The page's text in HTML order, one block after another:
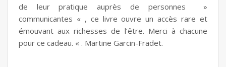
de leur pratique auprès de personnes »
communicantes « , ce livre ouvre un accès rare et
émouvant aux richesses de l’être. Merci à chacune
pour ce cadeau. « . Martine Garcin-Fradet.